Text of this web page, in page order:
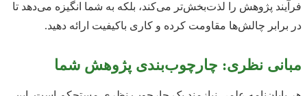
فرآیند پژوهش را لذت‌بخش‌تر می‌کند، بلکه به شما انگیزه می‌دهد تا
در برابر چالش‌ها مقاومت کرده و کاری باکیفیت ارائه دهید.
مبانی نظری: چارچوب‌بندی پژوهش شما